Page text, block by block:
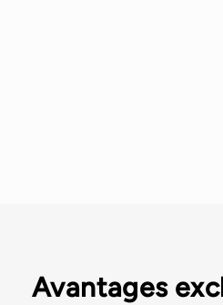
Avantages